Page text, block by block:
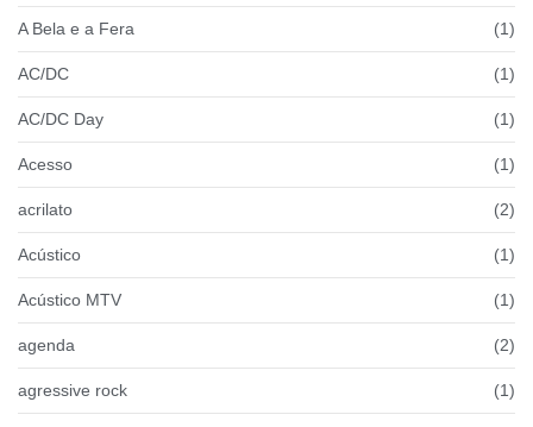
A Bela e a Fera (1)
AC/DC (1)
AC/DC Day (1)
Acesso (1)
acrilato (2)
Acústico (1)
Acústico MTV (1)
agenda (2)
agressive rock (1)